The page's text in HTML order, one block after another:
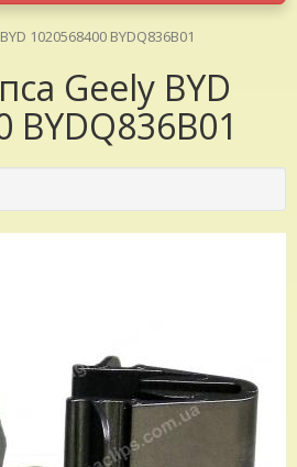
1020568400 BYDQ836B01
Geely BYD
BYDQ836B01